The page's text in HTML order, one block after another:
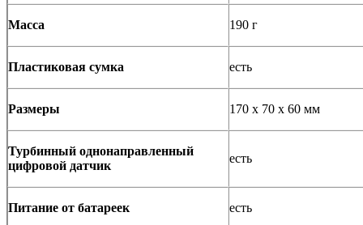
Масса 190 г
Пластиковая сумка есть
Размеры 170 х 70 х 60 мм
Турбинный однонаправленный
цифровой датчик
есть
Питание от батареек есть